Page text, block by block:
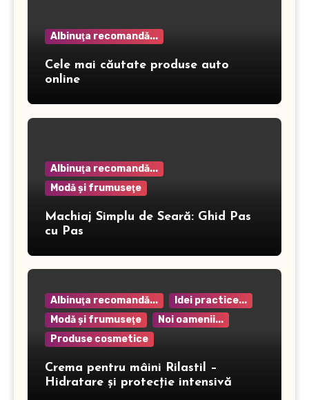
Albinuţa recomandă...
Cele mai căutate produse auto
online
Albinuţa recomandă...
Modă şi frumuseţe
Machiaj Simplu de Seară: Ghid Pas
cu Pas
Albinuţa recomandă...
Idei practice...
Modă şi frumuseţe
Noi oamenii...
Produse cosmetice
Crema pentru mâini Rilastil –
Hidratare și protecție intensivă